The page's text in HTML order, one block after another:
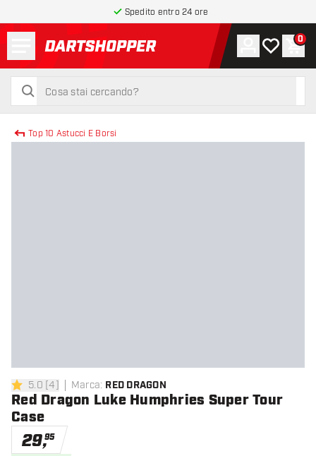
Spedito entro 24 ore
torna alla home page
cerca
cerca
Account
La mia0
Top 10 Astucci E Borsi
5 stelle di valutazione
5.0 [4] Marca: RED DRAGON
Red Dragon Luke Humphries Super Tour
Case
29,95